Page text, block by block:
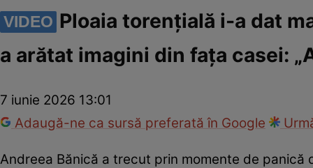
VIDEO Ploaia torențială i-a dat
a arătat imagini din fața casei:
7 iunie 2026 13:01
Adaugă-ne ca sursă preferată în Google
Andreea Bănică a trecut prin momente de